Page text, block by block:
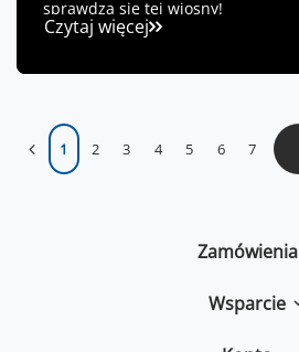
sprawdzą się tej wiosny!
Czytaj więcej
1 2 3 4 5 6 7
Zamówienia
Wsparcie